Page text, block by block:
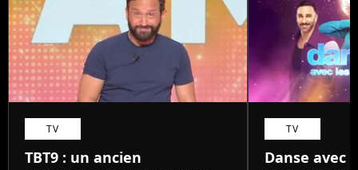
TV
TBT9 : un ancien
TV
Danse avec